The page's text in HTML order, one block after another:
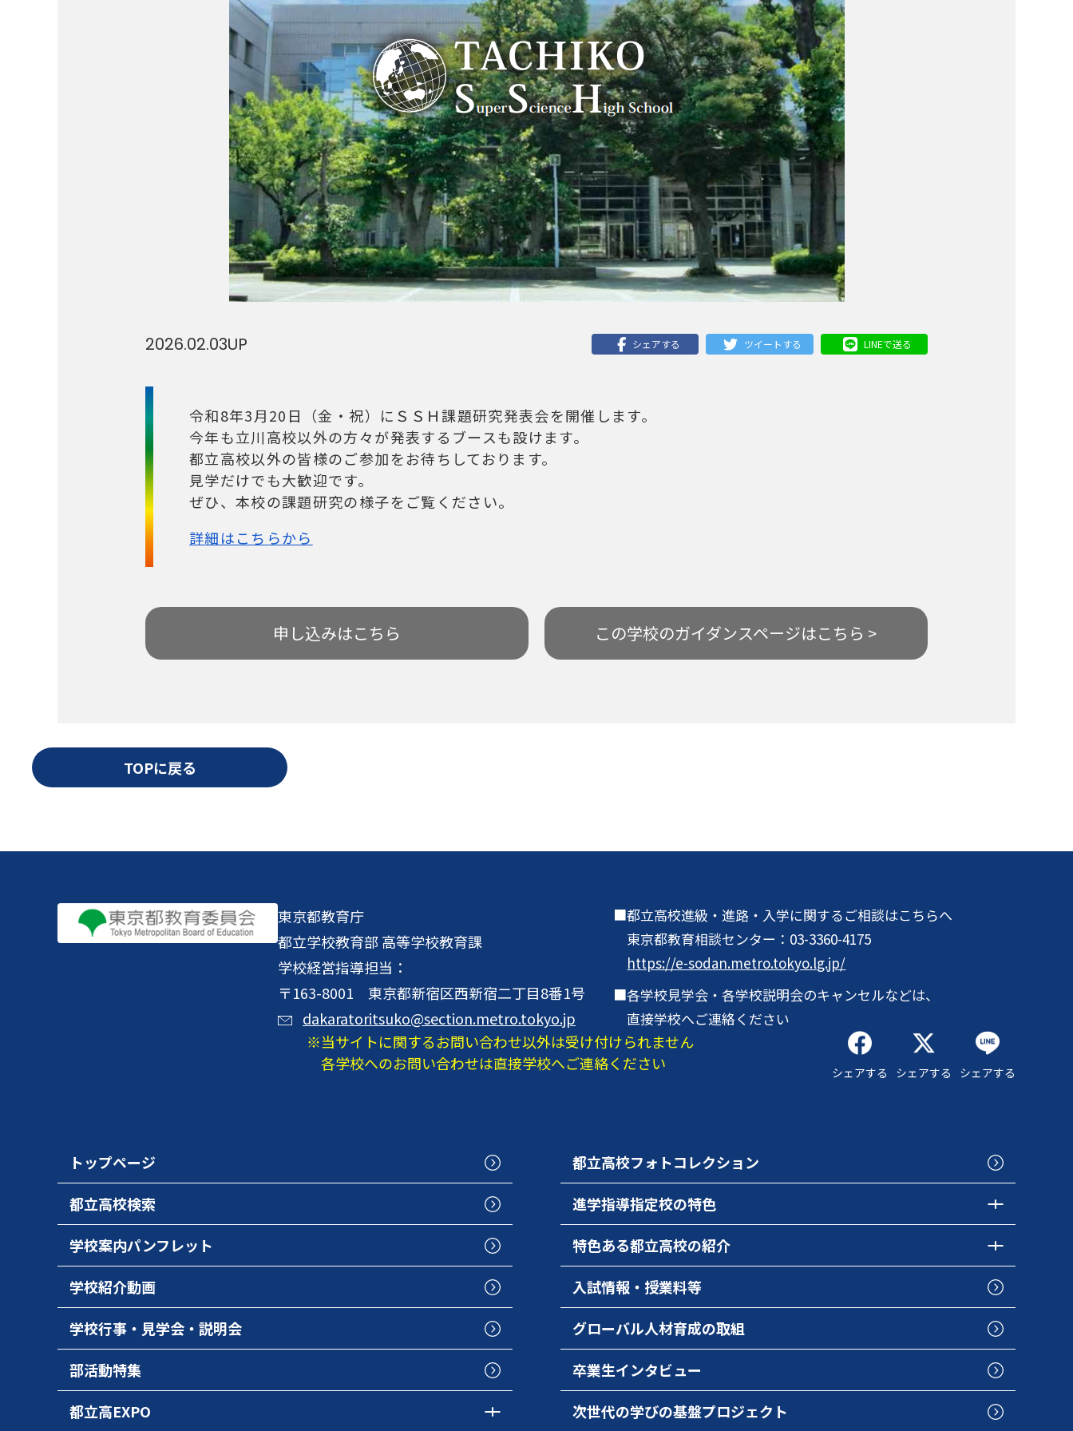
2026.02.03UP シェアする ツイートする LINEで送る
令和8年3月20日（金・祝）にＳＳＨ課題研究発表会を開催します。
今年も立川高校以外の方々が発表するブースも設けます。
都立高校以外の皆様のご参加をお待ちしております。
見学だけでも大歓迎です。
ぜひ、本校の課題研究の様子をご覧ください。
詳細はこちらから
申し込みはこちら この学校のガイダンスページはこちら >
TOPに戻る
東京都教育庁
都立学校教育部 高等学校教育課
学校経営指導担当：
〒163-8001 東京都新宿区西新宿二丁目8番1号
dakaratoritsuko@section.metro.tokyo.jp
都立高校進級・進路・入学に関するご相談はこちらへ
東京都教育相談センター： 03-3360-4175
https://e-sodan.metro.tokyo.lg.jp/
各学校見学会・各学校説明会のキャンセルなどは、
直接学校へご連絡ください
当サイトに関するお問い合わせ以外は受け付けられません
各学校へのお問い合わせは直接学校へご連絡ください
シェアする シェアする シェアする
トップページ
都立高校検索
学校案内パンフレット
学校紹介動画
学校行事・見学会・説明会
部活動特集
都立高EXPO
都立高校フォトコレクション
進学指導指定校の特色
特色ある都立高校の紹介
入試情報・授業料等
グローバル人材育成の取組
卒業生インタビュー
次世代の学びの基盤プロジェクト